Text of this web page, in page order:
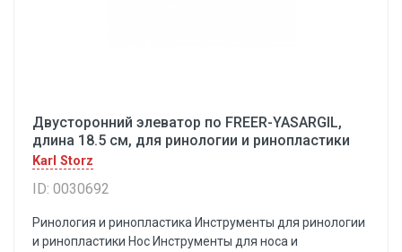
Двусторонний элеватор по FREER-YASARGIL,
длина 18.5 см, для ринологии и ринопластики
Karl Storz
ID: 0030692
Ринология и ринопластика Инструменты для ринологии
и ринопластики Hoc Инструменты для носа и